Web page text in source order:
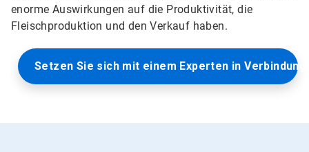
enorme Auswirkungen auf die Produktivität, die
Fleischproduktion und den Verkauf haben.​​​​​​​
Setzen Sie sich mit einem Experten in Verbindung